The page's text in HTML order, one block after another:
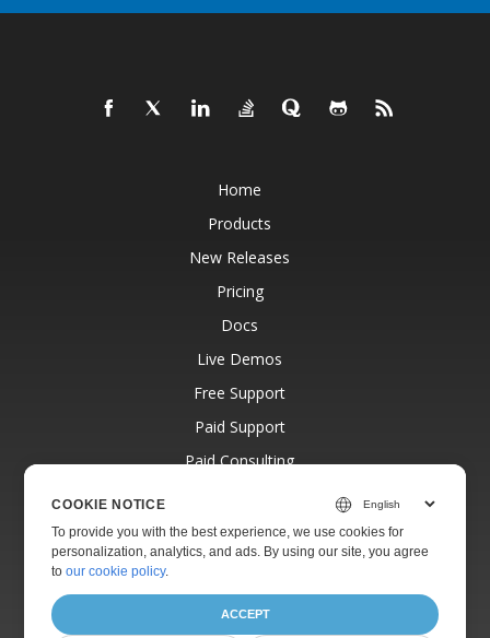
Home
Products
New Releases
Pricing
Docs
Live Demos
Free Support
Paid Support
Paid Consulting
Websites
About
COOKIE NOTICE
To provide you with the best experience, we use cookies for
personalization, analytics, and ads. By using our site, you agree
toour cookie policy.
ACCEPT